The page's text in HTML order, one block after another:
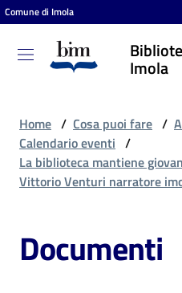
Vai al contenuto
Vai alla navigazione
Vai al footer
Comune di Imola
Imola
Biblioteca
comunale
Entra
Cosa
puoi
Home / Cosa puoi fare /
Calendario eventi /
La biblioteca mantiene
Vittorio Venturi narratore
Documenti